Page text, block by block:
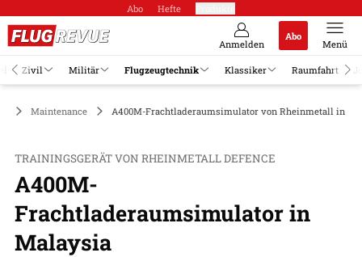
Abo Hefte
Anmelden
Abo
Menü
Zivil Militär Flugzeugtechnik Klassiker Raumfahrt
Maintenance A400M-Frachtladeraumsimulator von Rheinmetall in
TRAININGSGERÄT VON RHEINMETALL DEFENCE
A400M-
Frachtladeraumsimulator in
Malaysia